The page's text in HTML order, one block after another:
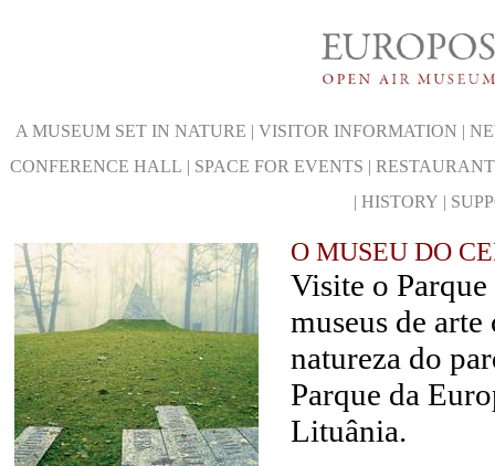
A MUSEUM SET IN NATURE | VISITOR INFORMATION |
CONFERENCE HALL | SPACE FOR EVENTS | RESTAURANT
| HISTORY |
O MUSEU DO
Visite o
museus de
natureza do
Parque da
Lituânia.